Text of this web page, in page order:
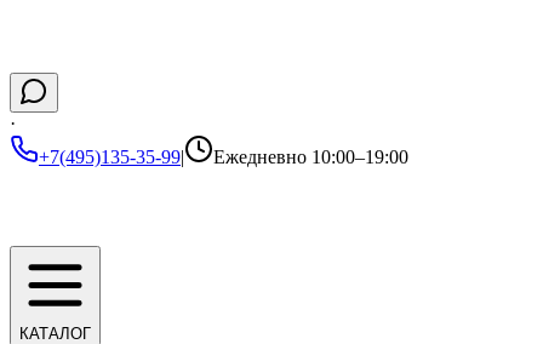
·
+7(495)135-35-99| Ежедневно 10:00–19:00
КАТАЛОГ